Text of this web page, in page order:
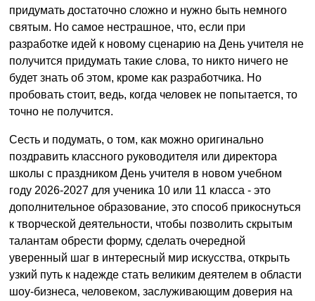
придумать достаточно сложно и нужно быть немного
святым. Но самое нестрашное, что, если при
разработке идей к новому сценарию на День учителя не
получится придумать такие слова, то никто ничего не
будет знать об этом, кроме как разработчика. Но
пробовать стоит, ведь, когда человек не попытается, то
точно не получится.
Сесть и подумать, о том, как можно оригинально
поздравить классного руководителя или директора
школы с праздником День учителя в новом учебном
году 2026-2027 для ученика 10 или 11 класса - это
дополнительное образование, это способ прикоснуться
к творческой деятельности, чтобы позволить скрытым
талантам обрести форму, сделать очередной
уверенный шаг в интересный мир искусства, открыть
узкий путь к надежде стать великим деятелем в области
шоу-бизнеса, человеком, заслуживающим доверия на